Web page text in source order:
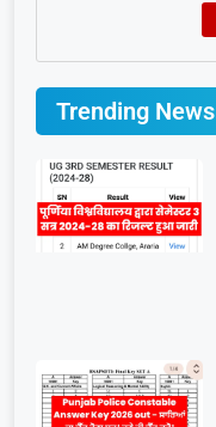
Trending News